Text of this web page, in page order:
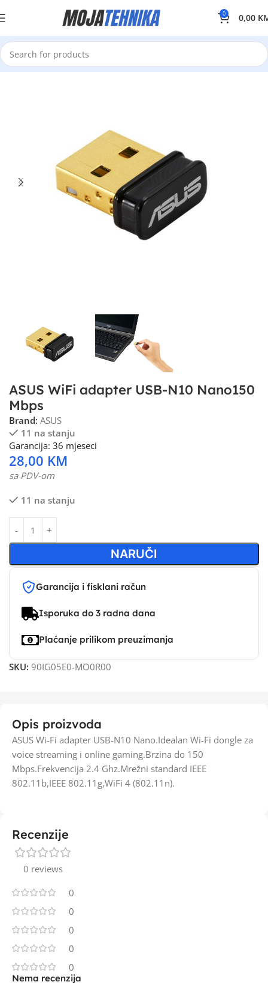
0 0,00
ASUS WiFi adapter USB-N10 Nano150
Mbps
Brand: ASUS
11 na stanju
Garancija: 36 mjeseci
28,00 KM
sa PDV-om
11 na stanju
NARUČI
Garancija i fisklani račun
Isporuka do 3 radna dana
Plaćanje prilikom preuzimanja
SKU: 90IG05E0-MO0R00
Opis proizvoda
ASUS Wi-Fi adapter USB-N10 Nano.Idealan Wi-Fi dongle za
voice streaming i online gaming.Brzina do 150
Mbps.Frekvencija 2.4 Ghz.Mrežni standard IEEE
802.11b,IEEE 802.11g,WiFi 4 (802.11n).
Recenzije
0 reviews
0
0
0
0
0
Nema recenzija